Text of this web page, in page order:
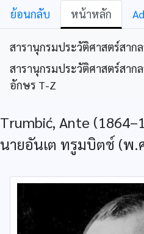
ย้อนกลับ หน้าหลัก
สารานุกรมประวัติศาสตร์สาก
สารานุกรมประวัติศาสตร์สาก
อักษร T-Z
Trumbić, Ante
นายอันเต ทรูมบิตช์ (